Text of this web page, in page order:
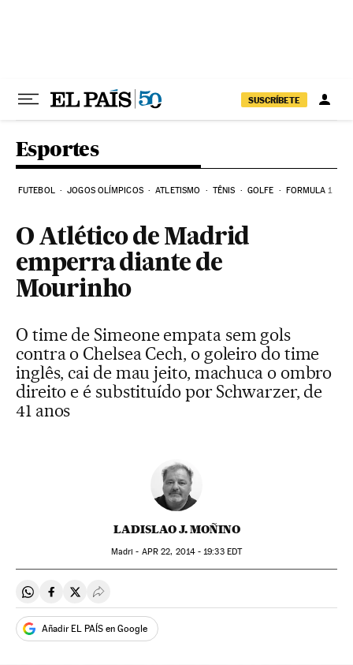
SUSCRÍBETE
Esportes
FUTEBOL JOGOS OLÍMPICOS ATLETISMO TÊNIS GOLFE FORMULA 1
O Atlético de Madrid
emperra diante de
Mourinho
O time de Simeone empata sem gols
contra o Chelsea Cech, o goleiro do time
inglês, cai de mau jeito, machuca o ombro
direito e é substituído por Schwarzer, de
41 anos
LADISLAO J. MOÑINO
Madri - APR 22, 2014 - 19:33EDT
Compartir en Whatsapp
Compartir en Facebook
Compartir en Twitter
Desplegar Redes Sociales
Añadir EL PAÍS en Google